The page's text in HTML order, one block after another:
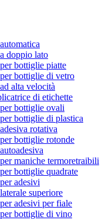
doppio lato
bottiglie piatte
bottiglie di vetro
alta velocità
di etichette
bottiglie ovali
bottiglie di plastica
rotativa
bottiglie rotonde
maniche termoretraibili
bottiglie quadrate
adesivi
superiore
adesivi per fiale
bottiglie di vino